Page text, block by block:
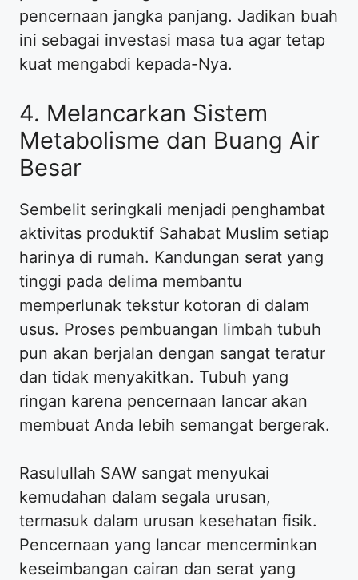
pencernaan jangka panjang. Jadikan buah
ini sebagai investasi masa tua agar tetap
kuat mengabdi kepada-Nya.
4. Melancarkan Sistem
Metabolisme dan Buang Air
Besar
Sembelit seringkali menjadi penghambat
aktivitas produktif Sahabat Muslim setiap
harinya di rumah. Kandungan serat yang
tinggi pada delima membantu
memperlunak tekstur kotoran di dalam
usus. Proses pembuangan limbah tubuh
pun akan berjalan dengan sangat teratur
dan tidak menyakitkan. Tubuh yang
ringan karena pencernaan lancar akan
membuat Anda lebih semangat bergerak.
Rasulullah SAW sangat menyukai
kemudahan dalam segala urusan,
termasuk dalam urusan kesehatan fisik.
Pencernaan yang lancar mencerminkan
keseimbangan cairan dan serat yang